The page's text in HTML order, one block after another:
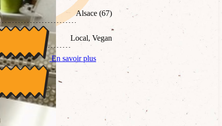
Alsace (67)
Local, Vegan
En savoir plus